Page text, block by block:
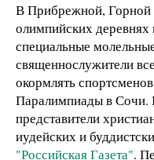
В Прибрежной, Горной
олимпийских
специальные
священнослужители
окормлять
Паралимпиады в Сочи.
представители
иудейских и
"Российская Газета".